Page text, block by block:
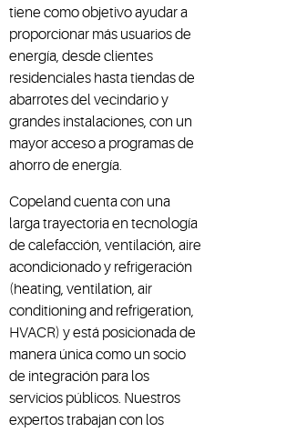
tiene como objetivo ayudar a
proporcionar más usuarios de
energía, desde clientes
residenciales hasta tiendas de
abarrotes del vecindario y
grandes instalaciones, con un
mayor acceso a programas de
ahorro de energía.
Copeland cuenta con una
larga trayectoria en tecnología
de calefacción, ventilación, aire
acondicionado y refrigeración
(heating, ventilation, air
conditioning and refrigeration,
HVACR) y está posicionada de
manera única como un socio
de integración para los
servicios públicos. Nuestros
expertos trabajan con los